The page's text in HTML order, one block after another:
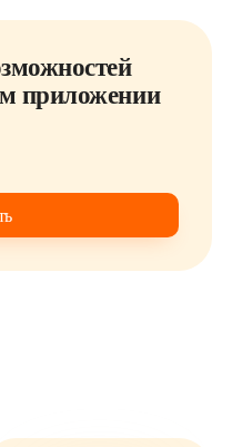
приложении